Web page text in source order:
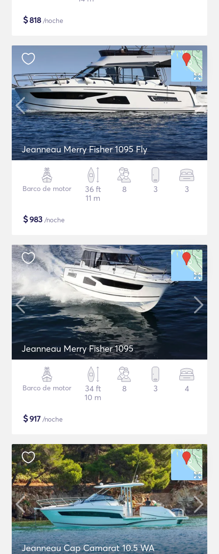
$818 /noche
Jeanneau Merry Fisher 1095 Fly
Barco de motor
36 ft
11 m
8 3 3
$983 /noche
Jeanneau Merry Fisher 1095
Barco de motor
34 ft
10 m
8 3 4
$917 /noche
Jeanneau Cap Camarat 10.5 WA